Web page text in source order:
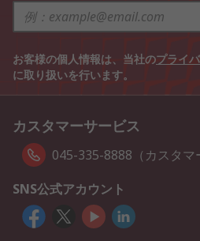
お客様の個人情報は、当社のプライ
に取り扱いを行います。
カスタマーサービス
045-335-8888（カスタマ
SNS公式アカウント